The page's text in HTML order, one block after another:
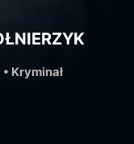
• Kryminał